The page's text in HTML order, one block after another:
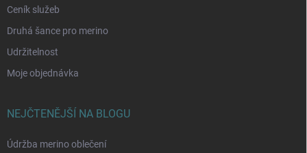
Ceník služeb
Druhá šance pro merino
Udržitelnost
Moje objednávka
NEJČTENĚJŠÍ NA BLOGU
Údržba merino oblečení